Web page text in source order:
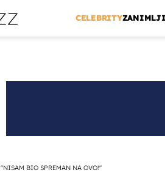
CELEBRITY
"NISAM BIO SPREMAN NA OVO!"